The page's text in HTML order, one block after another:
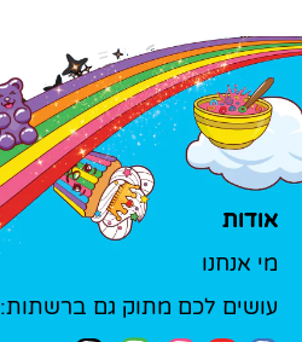
אודות
מי אנחנו
עושים לכם מתוק גם ברשתות: